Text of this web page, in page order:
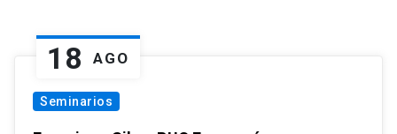
18 AGO
Seminarios